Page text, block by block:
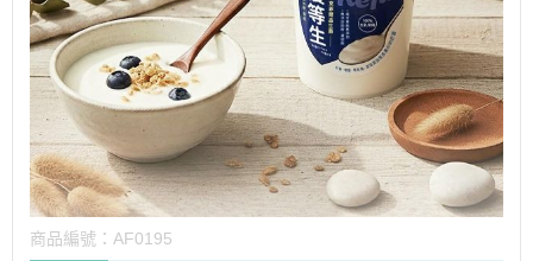
商品編號： AF0195